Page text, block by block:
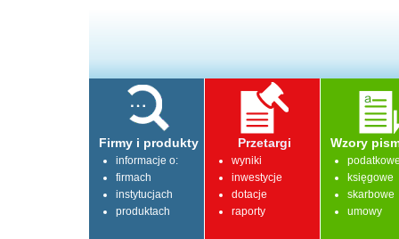
Firmy i produkty
informacje o:
firmach
instytucjach
produktach
Przetargi
wyniki
inwestycje
dotacje
raporty
Wzory
księgowe
skarbowe
umowy